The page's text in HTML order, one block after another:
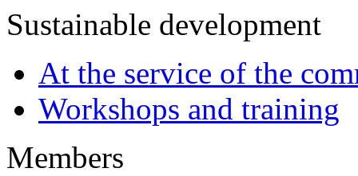
Sustainable development
At the service of the
Workshops and training
Members